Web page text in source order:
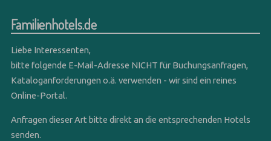
Familienhotels.de
Liebe Interessenten,
bitte folgende E-Mail-Adresse NICHT für Buchungsanfragen,
Kataloganforderungen o.ä. verwenden - wir sind ein reines
Online-Portal.
Anfragen dieser Art bitte direkt an die entsprechenden Hotels
senden.